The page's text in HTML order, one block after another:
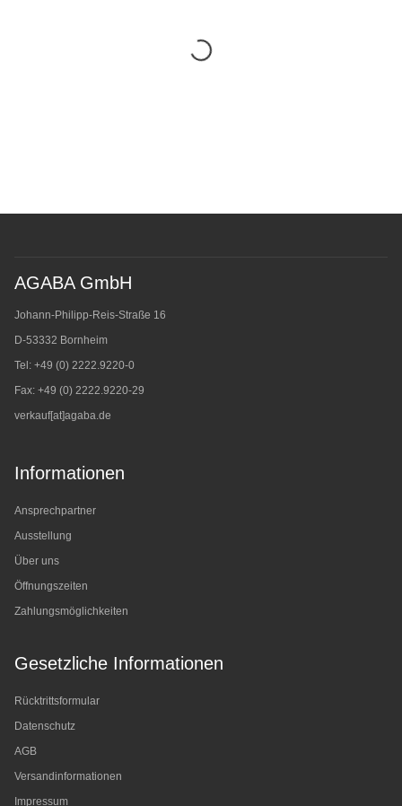
AGABA GmbH
Johann-Philipp-Reis-Straße 16
D-53332 Bornheim
Tel: +49 (0) 2222.9220-0
Fax: +49 (0) 2222.9220-29
verkauf[at]agaba.de
Informationen
Ansprechpartner
Ausstellung
Über uns
Öffnungszeiten
Zahlungsmöglichkeiten
Gesetzliche Informationen
Rücktrittsformular
Datenschutz
AGB
Versandinformationen
Impressum